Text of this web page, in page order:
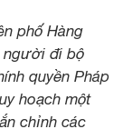
phố Hàng
người đi bộ
quyền Pháp
hoạch một
chỉnh các